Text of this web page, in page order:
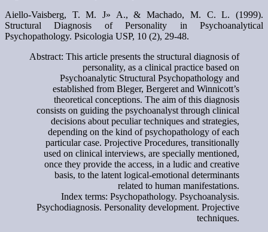
Aiello-Vaisberg, T. M. J» A., & Machado, M. C. L. (1999).
Structural Diagnosis of Personality in Psychoanalytical
Psychopathology. Psicologia USP, 10 (2), 29-48.
Abstract: This article presents the structural diagnosis of
personality, as a clinical practice based on
Psychoanalytic Structural Psychopathology and
established from Bleger, Bergeret and Winnicott’s
theoretical conceptions. The aim of this diagnosis
consists on guiding the psychoanalyst through clinical
decisions about peculiar techniques and strategies,
depending on the kind of psychopathology of each
particular case. Projective Procedures, transitionally
used on clinical interviews, are specially mentioned,
once they provide the access, in a ludic and creative
basis, to the latent logical-emotional determinants
related to human manifestations.
Index terms: Psychopathology. Psychoanalysis.
Psychodiagnosis. Personality development. Projective
techniques.